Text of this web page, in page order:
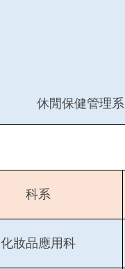
休閒保健管理系
科系
化妝品應用科